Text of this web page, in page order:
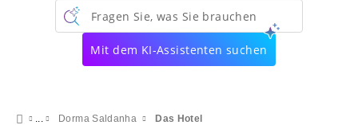
Fragen Sie, was Sie brauchen
Mit dem KI-Assistenten suchen
Dorma Saldanha Das Hotel